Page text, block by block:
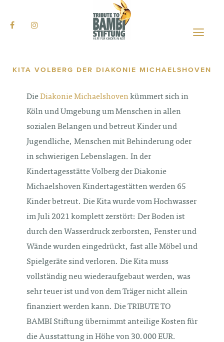
JETZT SPENDEN
Toggle
KITA VOLBERG DER DIAKONIE MICHAELSHOVEN
DieDiakonie Michaelshovenkümmert sich in
Köln und Umgebung um Menschen in allen
sozialen Belangen und betreut Kinder und
Jugendliche, Menschen mit Behinderung oder
in schwierigen Lebenslagen. In der
Kindertagesstätte Volberg der Diakonie
Michaelshoven Kindertagestätten werden 65
Kinder betreut. Die Kita wurde vom Hochwasser
im Juli 2021 komplett zerstört: Der Boden ist
durch den Wasserdruck zerborsten, Fenster und
Wände wurden eingedrückt, fast alle Möbel und
Spielgeräte sind verloren. Die Kita muss
vollständig neu wiederaufgebaut werden, was
sehr teuer ist und von dem Träger nicht allein
finanziert werden kann. Die TRIBUTE TO
BAMBI Stiftung übernimmt anteilige Kosten für
die Ausstattung in Höhe von 30.000 EUR.